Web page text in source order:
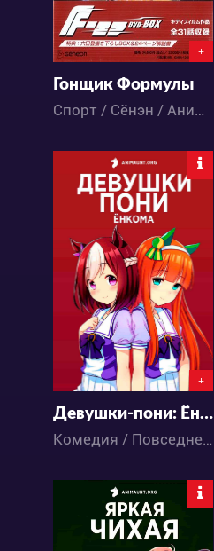
+
Гонщик Формулы
Спорт / Сёнэн / Аниме
11832
5 2
+
Девушки-пони: Ёнкома
Комедия / Повседневность / Спорт / Школа / Аниме